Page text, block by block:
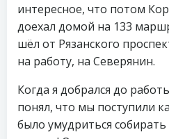
интересное, что потом
доехал домой на 133
шёл от Рязанского
на работу, на Северянин.
Когда я добрался до
понял, что мы поступили
было умудриться